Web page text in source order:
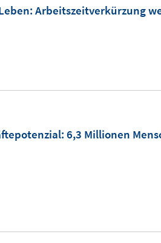
Arbeitszeitverkürzung
6,3 Millionen